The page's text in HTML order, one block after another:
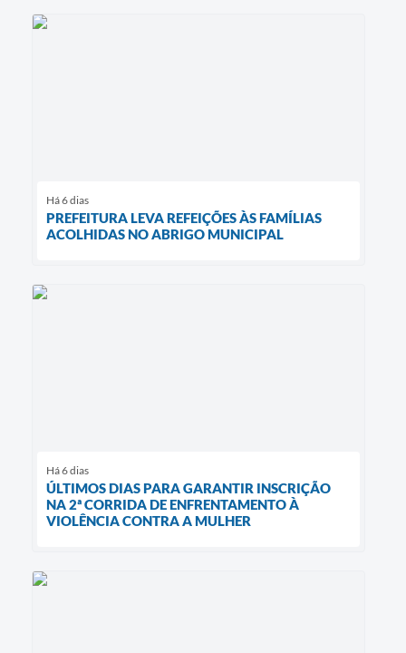
Há 6 dias
PREFEITURA LEVA REFEIÇÕES ÀS FAMÍLIAS
ACOLHIDAS NO ABRIGO MUNICIPAL
Há 6 dias
ÚLTIMOS DIAS PARA GARANTIR INSCRIÇÃO
NA 2ª CORRIDA DE ENFRENTAMENTO À
VIOLÊNCIA CONTRA A MULHER